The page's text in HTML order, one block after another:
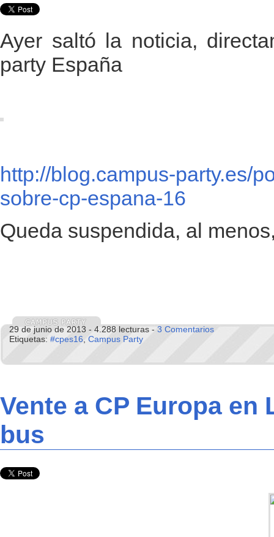
Ayer saltó la noticia,
party España
http://blog.campus-party.es/
sobre-cp-espana-16
Queda suspendida, al
29 de junio de 2013 - 4.288 lecturas - 3 Comentarios
Etiquetas: #cpes16 Campus Party
Vente a CP Europa
bus